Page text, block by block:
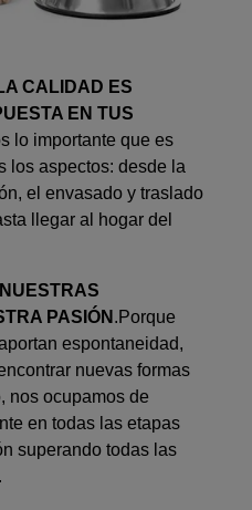
CALIDAD ES
EN TUS
lo importante que es
los aspectos: desde la
el envasado y traslado
llegar al hogar del
PASIÓN .Porque
espontaneidad,
nuevas formas
nos ocupamos de
en todas las etapas
superando todas las